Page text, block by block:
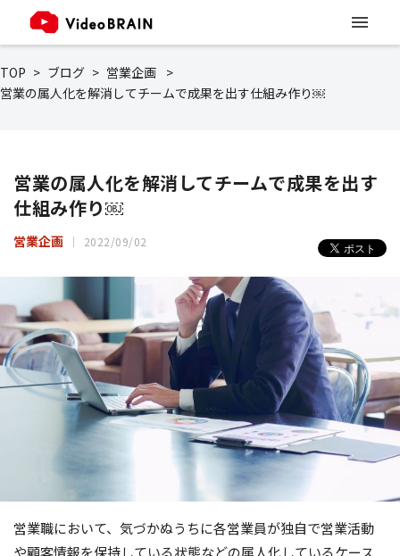
TOP ブログ
営業企画
営業の属人化を解消してチームで成果を出す仕組み作り￼
営業の属人化を解消してチームで成果を出す
仕組み作り￼
営業企画 2022/09/02
営業職において、気づかぬうちに各営業員が独自で営業活動
や顧客情報を保持している状態などの属人化しているケース